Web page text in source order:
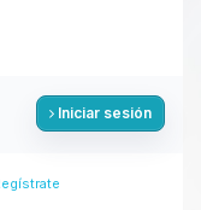
Iniciar sesión